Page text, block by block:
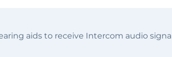
aids to receive Intercom audio